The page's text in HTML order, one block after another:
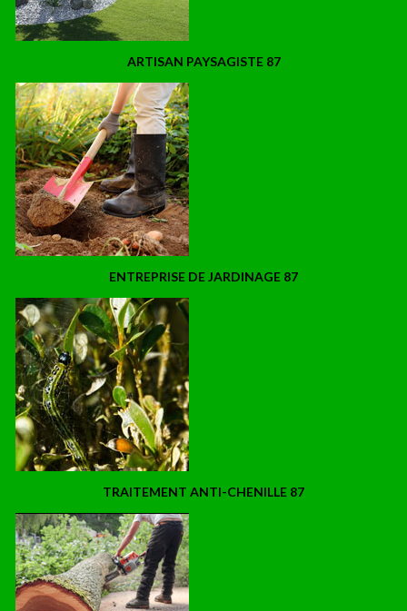
ARTISAN PAYSAGISTE 87
ENTREPRISE DE JARDINAGE 87
TRAITEMENT ANTI-CHENILLE 87